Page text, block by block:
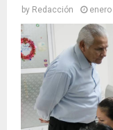
by Redacción